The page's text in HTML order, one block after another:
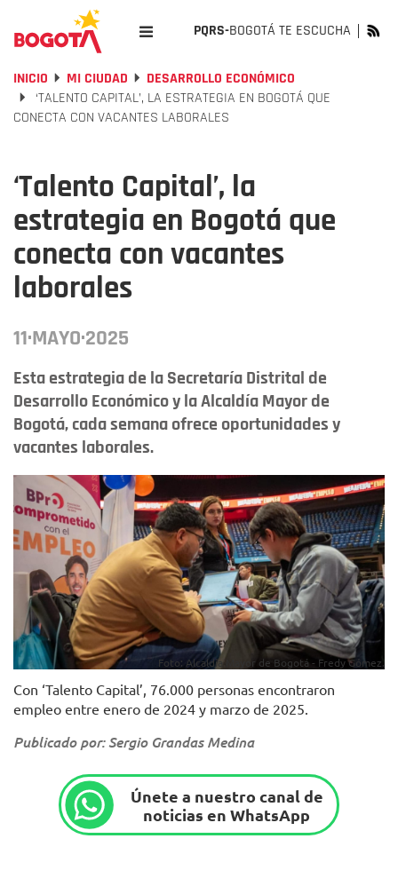
PQRS-BOGOTÁ TE ESCUCHA
INICIO MI CIUDAD
DESARROLLO ECONÓMICO
‘TALENTO CAPITAL’, LA ESTRATEGIA EN BOGOTÁ QUE
CONECTA CON VACANTES LABORALES
‘Talento Capital’, la
estrategia en Bogotá que
conecta con vacantes
laborales
11·MAYO·2025
Esta estrategia de la Secretaría Distrital de
Desarrollo Económico y la Alcaldía Mayor de
Bogotá, cada semana ofrece oportunidades y
vacantes laborales.
Foto: Alcaldía Mayor de Bogotá - Fredy Gómez.
Con ‘Talento Capital’, 76.000 personas encontraron
empleo entre enero de 2024 y marzo de 2025.
Publicado por: Sergio Grandas Medina
Únete a nuestro canal de
noticias en WhatsApp